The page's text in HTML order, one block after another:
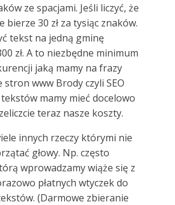
ze spacjami. Jeśli liczyć, że
30 zł za tysiąc znaków.
tekst na jedną gminę
zł. A to niezbędne minimum
jaką mamy na frazy
www Brody czyli SEO
mamy mieć docelowo
teraz nasze koszty.
innych rzeczy którymi nie
głowy. Np. często
wprowadzamy wiąże się z
płatnych wtyczek do
(Darmowe zbieranie